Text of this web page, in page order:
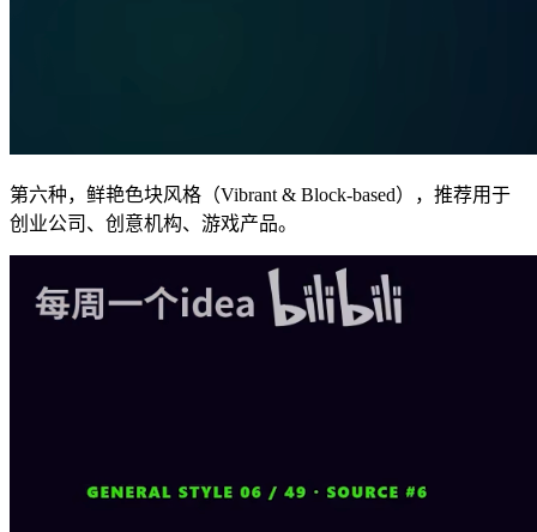
第六种，鲜艳色块风格（Vibrant & Block-based），推荐用于
创业公司、创意机构、游戏产品。